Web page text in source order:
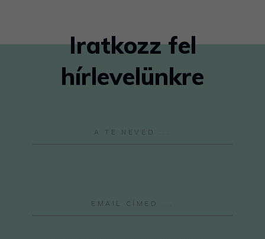
Iratkozz fel
hírlevelünkre